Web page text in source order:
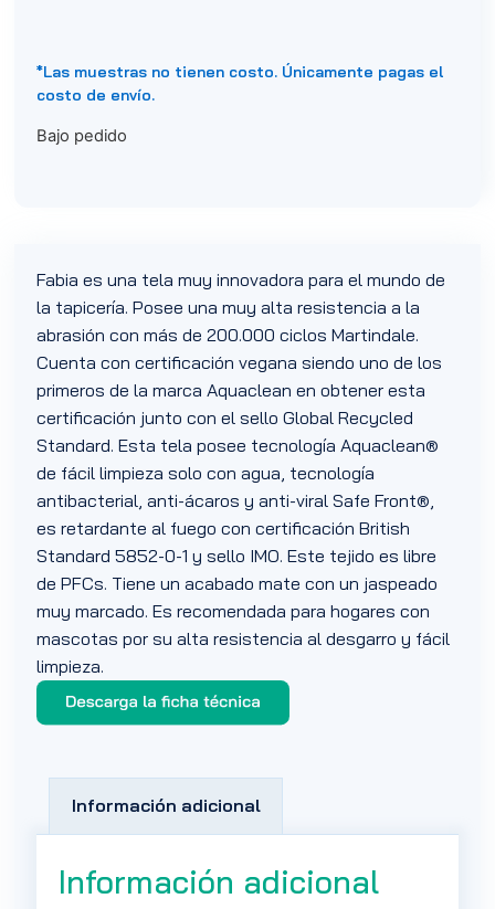
*Las muestras no tienen costo. Únicamente pagas el
costo de envío.
Bajo pedido
Fabia es una tela muy innovadora para el mundo de
la tapicería. Posee una muy alta resistencia a la
abrasión con más de 200.000 ciclos Martindale.
Cuenta con certificación vegana siendo uno de los
primeros de la marca Aquaclean en obtener esta
certificación junto con el sello Global Recycled
Standard. Esta tela posee tecnología Aquaclean®
de fácil limpieza solo con agua, tecnología
antibacterial, anti-ácaros y anti-viral Safe Front®,
es retardante al fuego con certificación British
Standard 5852-0-1 y sello IMO. Este tejido es libre
de PFCs. Tiene un acabado mate con un jaspeado
muy marcado. Es recomendada para hogares con
mascotas por su alta resistencia al desgarro y fácil
limpieza.
Información adicional
Información adicional